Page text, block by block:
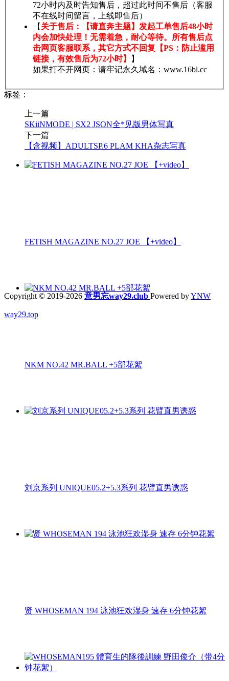
72小时内及时告知售后，超过此时间不售后（客服
不在线时间留言，上线即售后）
【 关于售后：【请直奔主题】发起工单售后48小时
内会加快处理！无需着急，耐心等待。所有售后点
击网页客服联系，其它方式不回复【PS：防止滥用
链接，有效售后为72小时】
】
如果打不开网页：请牢记永久域名：www.16bl.cc
标签：
上一篇
SKiiNMODE | SX2 JSON全*见版男体写真
下一篇
【含视频】ADULTSP.6 PLAM KHA杂志写真
FETISH MAGAZINE NO.27 JOE 【+video】
NKM NO.42 MR.BALL +5部花絮
刘京系列 UNIQUE05.2+5.3系列 花臂直男诱惑
贤 WHOSEMAN 194 泳池狂欢湿身 速存 6分钟花絮
Copyright © 2019-2026 意男忘way29.club Powered byYNW
way29.top